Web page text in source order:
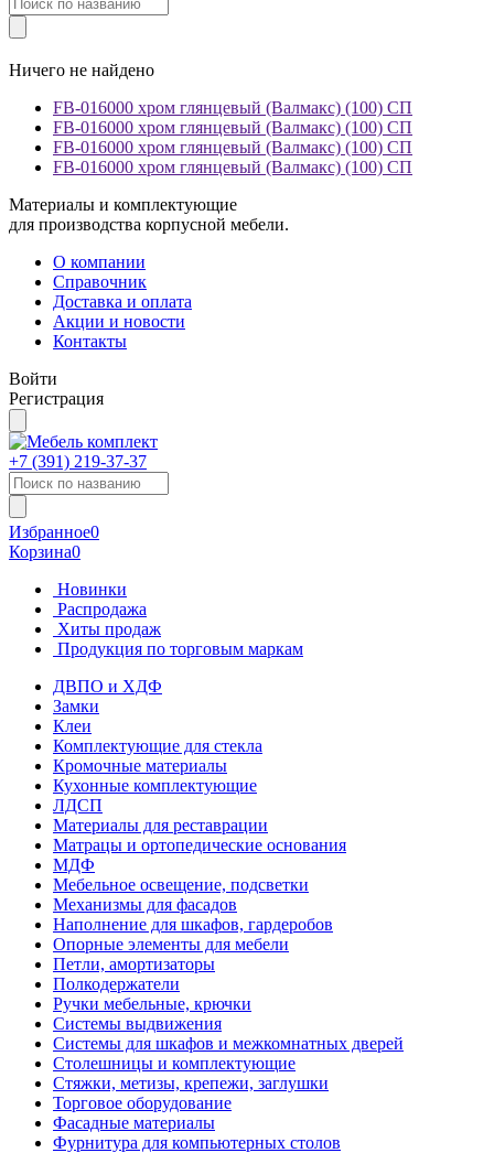
Ничего не найдено
FB-016000 хром глянцевый (Валмакс) (100) СП
FB-016000 хром глянцевый (Валмакс) (100) СП
FB-016000 хром глянцевый (Валмакс) (100) СП
FB-016000 хром глянцевый (Валмакс) (100) СП
Материалы и комплектующие
для производства корпусной мебели.
О компании
Справочник
Доставка и оплата
Акции и новости
Контакты
Войти
Регистрация
+7 (391) 219-37-37
Избранное0
Корзина0
Новинки
Распродажа
Хиты продаж
Продукция по торговым маркам
ДВПО и ХДФ
Замки
Клеи
Комплектующие для стекла
Кромочные материалы
Кухонные комплектующие
ЛДСП
Материалы для реставрации
Матрацы и ортопедические основания
МДФ
Мебельное освещение, подсветки
Механизмы для фасадов
Наполнение для шкафов, гардеробов
Опорные элементы для мебели
Петли, амортизаторы
Полкодержатели
Ручки мебельные, крючки
Системы выдвижения
Системы для шкафов и межкомнатных дверей
Столешницы и комплектующие
Стяжки, метизы, крепежи, заглушки
Торговое оборудование
Фасадные материалы
Фурнитура для компьютерных столов